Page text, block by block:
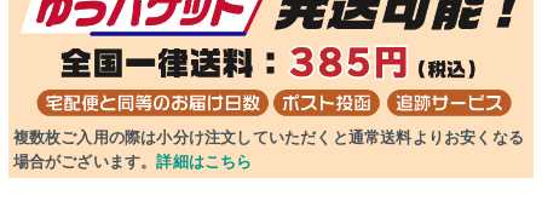
複数枚ご入用の際は小分け注文していただくと通常送料よりお安くなる
場合がございます。詳細はこちら